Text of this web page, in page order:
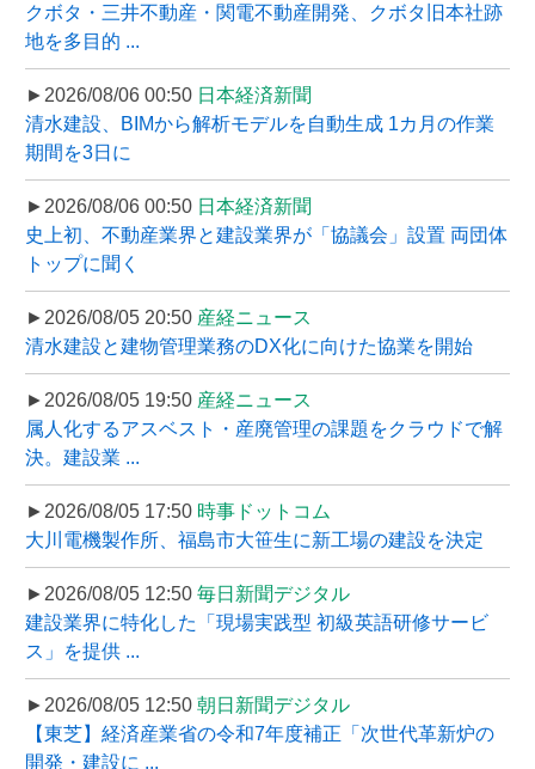
クボタ・三井不動産・関電不動産開発、クボタ旧本社跡
地を多目的 ...
►2026/08/06 00:50 日本経済新聞
清水建設、BIMから解析モデルを自動生成 1カ月の作業
期間を3日に
►2026/08/06 00:50 日本経済新聞
史上初、不動産業界と建設業界が「協議会」設置 両団体
トップに聞く
►2026/08/05 20:50 産経ニュース
清水建設と建物管理業務のDX化に向けた協業を開始
►2026/08/05 19:50 産経ニュース
属人化するアスベスト・産廃管理の課題をクラウドで解
決。建設業 ...
►2026/08/05 17:50 時事ドットコム
大川電機製作所、福島市大笹生に新工場の建設を決定
►2026/08/05 12:50 毎日新聞デジタル
建設業界に特化した「現場実践型 初級英語研修サービ
ス」を提供 ...
►2026/08/05 12:50 朝日新聞デジタル
【東芝】経済産業省の令和7年度補正「次世代革新炉の
開発・建設に ...